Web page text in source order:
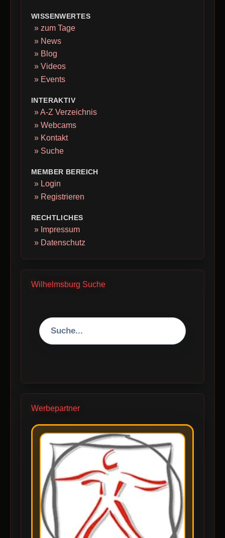
WISSENWERTES
» zum Tage
» News
» Blog
» Videos
» Events
INTERAKTIV
» A-Z Verzeichnis
» Webcams
» Kontakt
» Suche
MEMBER BEREICH
» Login
» Registrieren
RECHTLICHES
» Impressum
» Datenschutz
Wilhelmsburg Suche
Werbepartner